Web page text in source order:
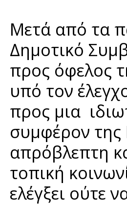
Μετά από τα
Δημοτικό
προς όφελος
υπό τον
προς μια
συμφέρον της
απρόβλεπτη
τοπική
ελέγξει ούτε